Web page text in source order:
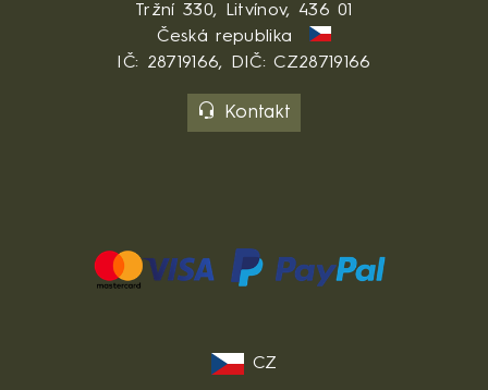
Tržní 330, Litvínov, 436 01
Česká republika
IČ: 28719166, DIČ: CZ28719166
Kontakt
CZ